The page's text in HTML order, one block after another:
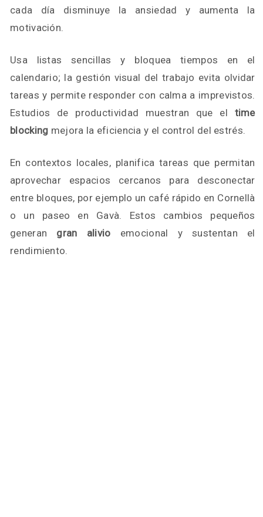
cada día disminuye la ansiedad y aumenta la
motivación.
Usa listas sencillas y bloquea tiempos en el
calendario; la gestión visual del trabajo evita olvidar
tareas y permite responder con calma a imprevistos.
Estudios de productividad muestran que el time
blocking mejora la eficiencia y el control del estrés.
En contextos locales, planifica tareas que permitan
aprovechar espacios cercanos para desconectar
entre bloques, por ejemplo un café rápido en Cornellà
o un paseo en Gavà. Estos cambios pequeños
generan gran alivio emocional y sustentan el
rendimiento.